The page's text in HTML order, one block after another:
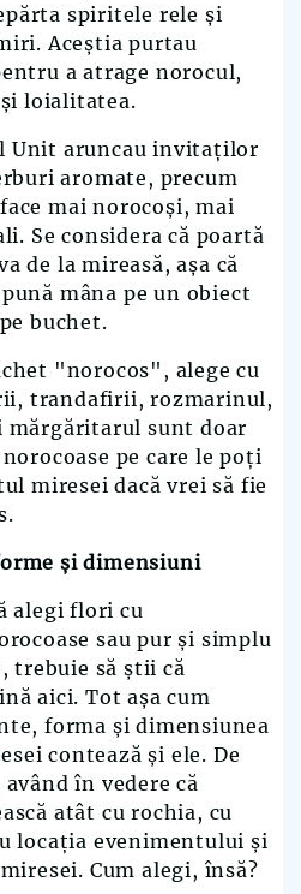
spiritele rele și
Aceștia purtau
a atrage norocul,
loialitatea.
Unit aruncau invitaților
aromate, precum
mai norocoși, mai
Se considera că poartă
de la mireasă, așa că
mâna pe un obiect
buchet.
"norocos", alege cu
trandafirii, rozmarinul,
mărgăritarul sunt doar
pe care le poți
miresei dacă vrei să fie
și dimensiuni
alegi flori cu
sau pur și simplu
trebuie să știi că
aici. Tot așa cum
forma și dimensiunea
contează și ele. De
în vedere că
atât cu rochia, cu
locația evenimentului și
Cum alegi, însă?